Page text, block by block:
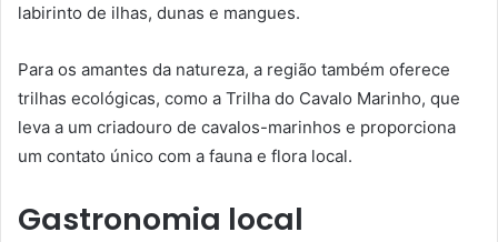
labirinto de ilhas, dunas e mangues.
Para os amantes da natureza, a região também oferece
trilhas ecológicas, como a Trilha do Cavalo Marinho, que
leva a um criadouro de cavalos-marinhos e proporciona
um contato único com a fauna e flora local.
Gastronomia local